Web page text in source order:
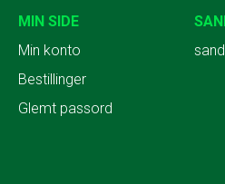
MIN SIDE
Min konto
Bestillinger
Glemt passord